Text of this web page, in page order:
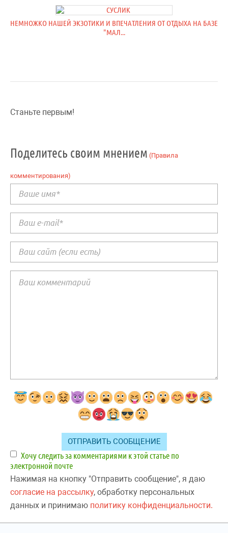
НЕМНОЖКО НАШЕЙ ЭКЗОТИКИ И ВПЕЧАТЛЕНИЯ ОТ ОТДЫХА НА БАЗЕ
"МАЛ...
Станьте первым!
Поделитесь своим мнением (Правила
комментирования)
Хочу следить за комментариями к этой статье по
электронной почте
Нажимая на кнопку "Отправить сообщение", я даю
согласие на рассылку, обработку персональных
данных и принимаю политику конфиденциальности.